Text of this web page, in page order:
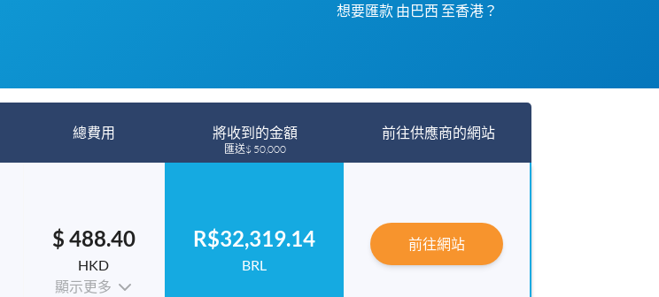
想要匯款 由巴西 至香港？
總費用 將收到的金額
匯送$ 50,000
前往供應商的網站
$ 488.40
HKD
顯示更多
R$32,319.14
BRL
前往網站